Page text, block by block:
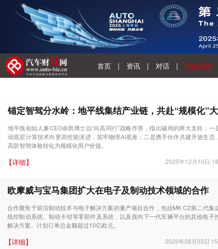
首页 | 资讯 | 对话 | 智能座舱
锚定智驾分水岭：地平线集结产业链，共赴“规模化”
地平线创始人兼CEO余凯博士以“向高同行”战略作答，指出破局的两大支柱：一
动底层计算技术向更高性能演进，筑牢物理AI底座；二是携手伙伴共建开放生态
高阶智驾体验转化为规模化用户价值。
【详细】 2025年12月10日
欧摩威与宝马集团扩大在电子及制动技术领域的合作
合作聚焦于前沿制动技术与电子解决方案的量产项目合作，包括MK C2第二代集
线控制动系统、制动卡钳等零部件及系统，以及面向下一代车辆平台的其他电子
解决方案。计划订单总金额超过10亿欧元。
【详细】 2026年08月03日